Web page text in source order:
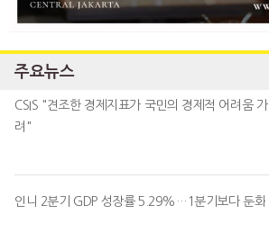
주요뉴스
CSIS "견조한 경제지표가 국민의 경제적 어려움 가
려"
인니 2분기 GDP 성장률 5.29%…1분기보다 둔화